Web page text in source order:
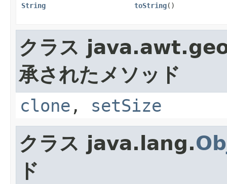
String toString()
クラス
承されたメソッド
clone , setSize
クラス java.lang.
ド